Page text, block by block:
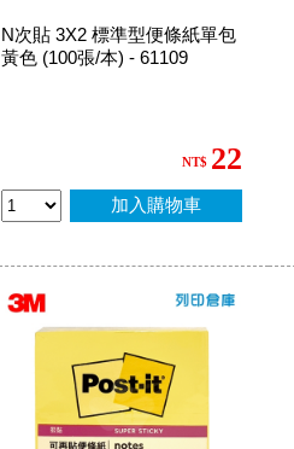
N次貼 3X2 標準型便條紙單包
黃色 (100張/本) - 61109
NT$ 22
加入購物車